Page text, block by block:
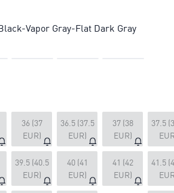
Vapor Gray-Flat Dark Gray
36 (37
EUR)
36.5 (37.5
EUR)
37 (38
EUR)
37.5
39.5 (40.5
EUR)
40 (41
EUR)
41 (42
EUR)
41.5